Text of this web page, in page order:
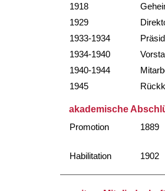
1918
1929
1933-1934
1934-1940
1940-1944
1945
akademische
Promotion
1889
Habilitation
1902